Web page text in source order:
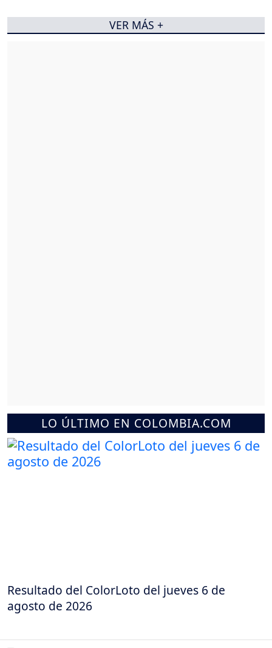
LO ÚLTIMO EN COLOMBIA.COM
Resultado del ColorLoto del jueves 6 de
agosto de 2026
VER MÁS +